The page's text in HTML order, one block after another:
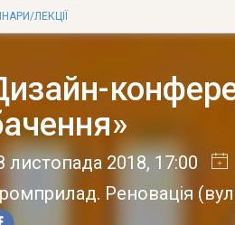
ЛЕКЦІЇ
листопада 2018, 17:00
Реновація (